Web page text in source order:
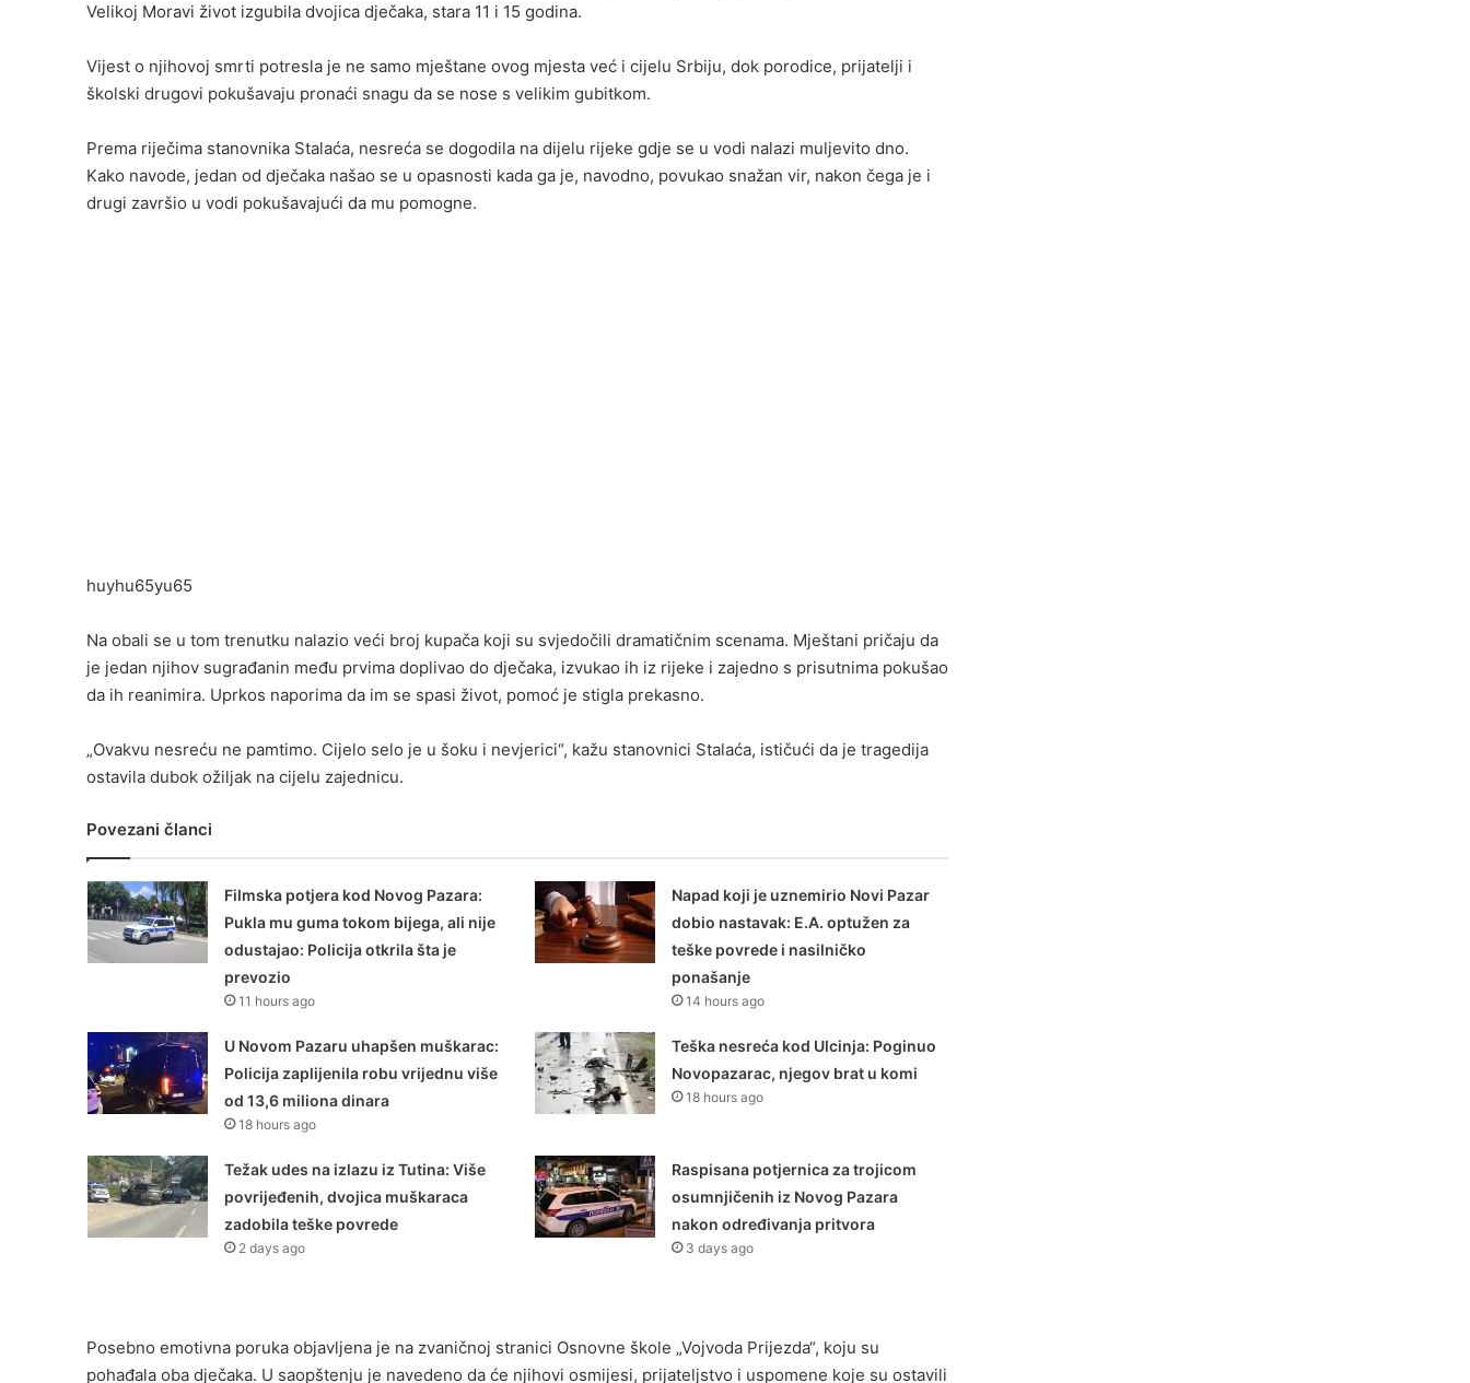
Velikoj Moravi život izgubila dvojica dječaka, stara 11 i 15 godina.
Vijest o njihovoj smrti potresla je ne samo mještane ovog mjesta već i cijelu Srbiju, dok porodice, prijatelji i
školski drugovi pokušavaju pronaći snagu da se nose s velikim gubitkom.
Prema riječima stanovnika Stalaća, nesreća se dogodila na dijelu rijeke gdje se u vodi nalazi muljevito dno.
Kako navode, jedan od dječaka našao se u opasnosti kada ga je, navodno, povukao snažan vir, nakon čega je i
drugi završio u vodi pokušavajući da mu pomogne.
huyhu65yu65
Na obali se u tom trenutku nalazio veći broj kupača koji su svjedočili dramatičnim scenama. Mještani pričaju da
je jedan njihov sugrađanin među prvima doplivao do dječaka, izvukao ih iz rijeke i zajedno s prisutnima pokušao
da ih reanimira. Uprkos naporima da im se spasi život, pomoć je stigla prekasno.
„Ovakvu nesreću ne pamtimo. Cijelo selo je u šoku i nevjerici“, kažu stanovnici Stalaća, ističući da je tragedija
ostavila dubok ožiljak na cijelu zajednicu.
Povezani članci
Filmska potjera kod Novog Pazara:
Pukla mu guma tokom bijega, ali nije
odustajao: Policija otkrila šta je
prevozio
11 hours ago
Napad koji je uznemirio Novi Pazar
dobio nastavak: E.A. optužen za
teške povrede i nasilničko
ponašanje
14 hours ago
U Novom Pazaru uhapšen muškarac:
Policija zaplijenila robu vrijednu više
od 13,6 miliona dinara
18 hours ago
Teška nesreća kod Ulcinja: Poginuo
Novopazarac, njegov brat u komi
18 hours ago
Težak udes na izlazu iz Tutina: Više
povrijeđenih, dvojica muškaraca
zadobila teške povrede
2 days ago
Raspisana potjernica za trojicom
osumnjičenih iz Novog Pazara
nakon određivanja pritvora
3 days ago
Posebno emotivna poruka objavljena je na zvaničnoj stranici Osnovne škole „Vojvoda Prijezda“, koju su
pohađala oba dječaka. U saopštenju je navedeno da će njihovi osmijesi, prijateljstvo i uspomene koje su ostavili